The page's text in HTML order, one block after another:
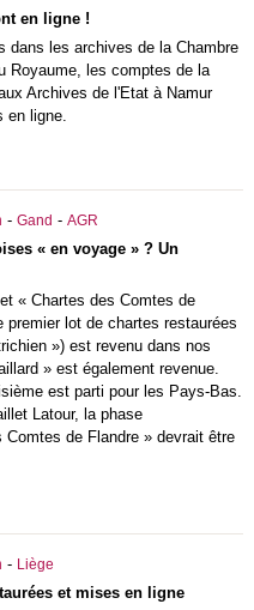
en ligne !
dans les archives de la Chambre
Royaume, les comptes de la
Archives de l'Etat à Namur
en ligne.
- Gand - AGR
« en voyage » ? Un
« Chartes des Comtes de
lot de chartes restaurées
») est revenu dans nos
» est également revenue.
est parti pour les Pays-Bas.
Latour, la phase
de Flandre » devrait être
- Liège
et mises en ligne